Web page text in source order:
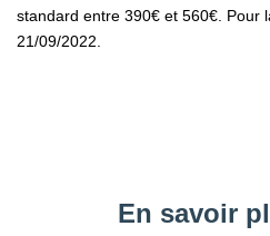
standard entre 390€ et 560€. Pour
21/09/2022.
En savoir